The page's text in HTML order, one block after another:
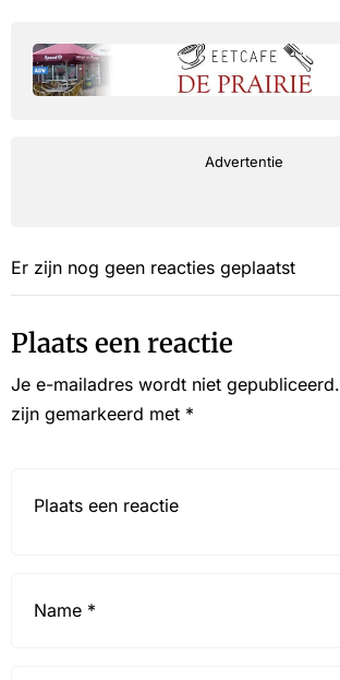
Advertentie
Er zijn nog geen reacties geplaatst
Plaats een reactie
Je e-mailadres wordt niet gepubliceerd.
zijn gemarkeerd met *